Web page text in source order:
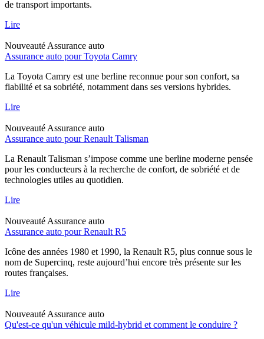
de transport importants.
Lire
Nouveauté Assurance auto
Assurance auto pour Toyota Camry
La Toyota Camry est une berline reconnue pour son confort, sa
fiabilité et sa sobriété, notamment dans ses versions hybrides.
Lire
Nouveauté Assurance auto
Assurance auto pour Renault Talisman
La Renault Talisman s’impose comme une berline moderne pensée
pour les conducteurs à la recherche de confort, de sobriété et de
technologies utiles au quotidien.
Lire
Nouveauté Assurance auto
Assurance auto pour Renault R5
Icône des années 1980 et 1990, la Renault R5, plus connue sous le
nom de Supercinq, reste aujourd’hui encore très présente sur les
routes françaises.
Lire
Nouveauté Assurance auto
Qu'est-ce qu'un véhicule mild-hybrid et comment le conduire ?